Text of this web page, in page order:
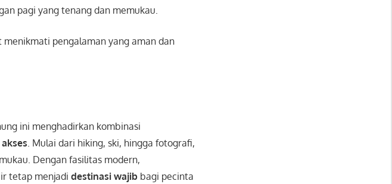
pagi yang tenang dan memukau.
pengalaman yang aman dan
ini menghadirkan kombinasi
. Mulai dari hiking, ski, hingga fotografi,
Dengan fasilitas modern,
tetap menjadidestinasi wajib bagi pecinta